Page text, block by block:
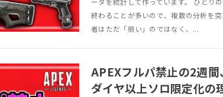
終わることが多いので、複数の分析を
者はただ「弱い」のではなく、...
APEXフルパ禁止の2週間
ダイヤ以上ソロ限定化の